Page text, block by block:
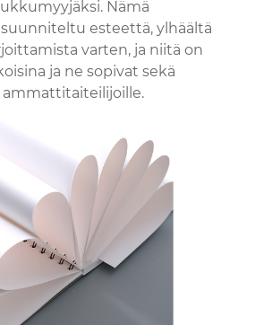
Nämä
esteettä, ylhäältä
varten, ja niitä on
ja ne sopivat sekä